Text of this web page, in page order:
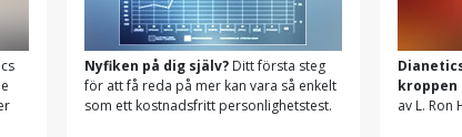
Nyfiken på dig själv?Ditt första steg
för att få reda på mer kan vara så enkelt
som ett kostnadsfritt personlighetstest.
kroppen
av L. Ron